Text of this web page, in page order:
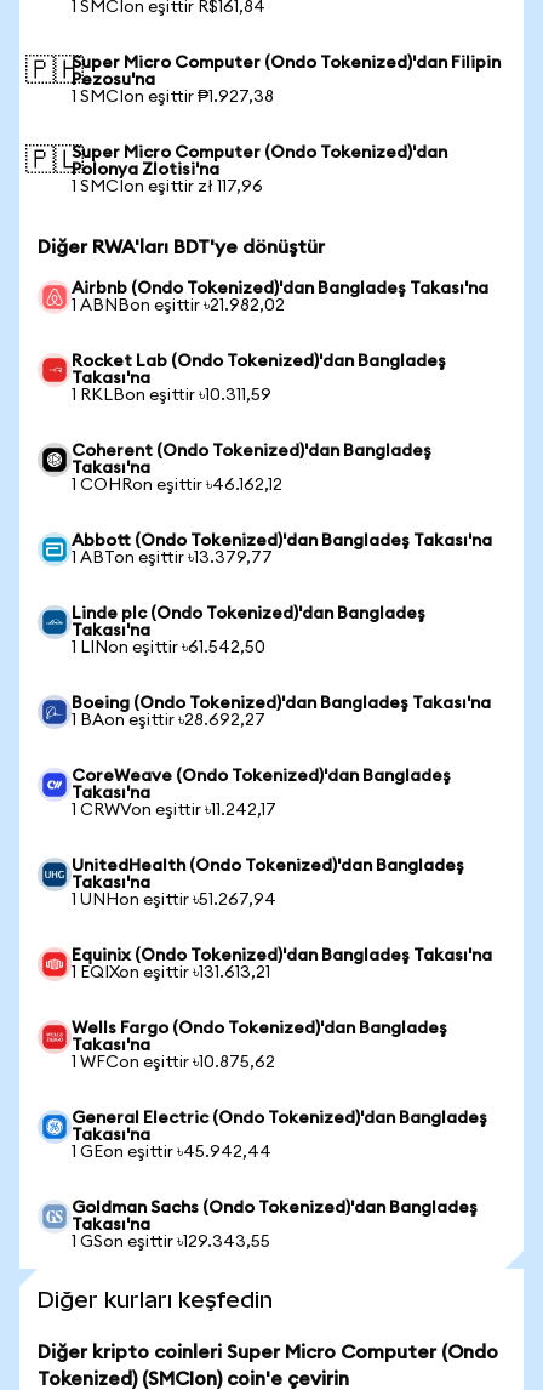
1 SMCIon eşittir R$161,84
🇵🇭Super Micro Computer (Ondo Tokenized)'dan Filipin
Pezosu'na
1 SMCIon eşittir ₱1.927,38
🇵🇱Super Micro Computer (Ondo Tokenized)'dan
Polonya Zlotisi'na
1 SMCIon eşittir zł 117,96
Diğer RWA'ları BDT'ye dönüştür
Airbnb (Ondo Tokenized)'dan Bangladeş Takası'na
1 ABNBon eşittir ৳21.982,02
Rocket Lab (Ondo Tokenized)'dan Bangladeş
Takası'na
1 RKLBon eşittir ৳10.311,59
Coherent (Ondo Tokenized)'dan Bangladeş
Takası'na
1 COHRon eşittir ৳46.162,12
Abbott (Ondo Tokenized)'dan Bangladeş Takası'na
1 ABTon eşittir ৳13.379,77
Linde plc (Ondo Tokenized)'dan Bangladeş
Takası'na
1 LINon eşittir ৳61.542,50
Boeing (Ondo Tokenized)'dan Bangladeş Takası'na
1 BAon eşittir ৳28.692,27
CoreWeave (Ondo Tokenized)'dan Bangladeş
Takası'na
1 CRWVon eşittir ৳11.242,17
UnitedHealth (Ondo Tokenized)'dan Bangladeş
Takası'na
1 UNHon eşittir ৳51.267,94
Equinix (Ondo Tokenized)'dan Bangladeş Takası'na
1 EQIXon eşittir ৳131.613,21
Wells Fargo (Ondo Tokenized)'dan Bangladeş
Takası'na
1 WFCon eşittir ৳10.875,62
General Electric (Ondo Tokenized)'dan Bangladeş
Takası'na
1 GEon eşittir ৳45.942,44
Goldman Sachs (Ondo Tokenized)'dan Bangladeş
Takası'na
1 GSon eşittir ৳129.343,55
Diğer kurları keşfedin
Diğer kripto coinleri Super Micro Computer (Ondo
Tokenized) (SMCIon) coin'e çevirin